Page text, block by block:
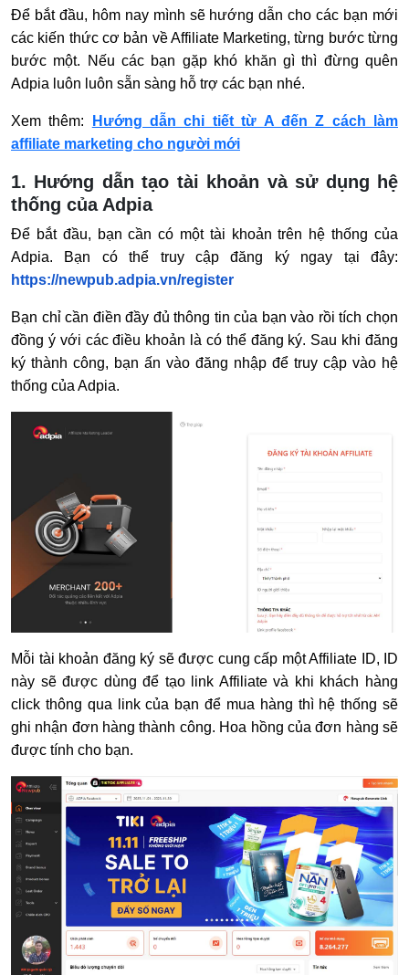
Để bắt đầu, hôm nay mình sẽ hướng dẫn cho các bạn mới
các kiến thức cơ bản về Affiliate Marketing, từng bước từng
bước một. Nếu các bạn gặp khó khăn gì thì đừng quên
Adpia luôn luôn sẵn sàng hỗ trợ các bạn nhé.
Xem thêm:
Hướng dẫn chi tiết từ A đến Z cách làm
affiliate marketing cho người mới
1. Hướng dẫn tạo tài khoản và sử dụng hệ
thống của Adpia
Để bắt đầu, bạn cần có một tài khoản trên hệ thống của
Adpia. Bạn có thể truy cập đăng ký ngay tại đây:
https://newpub.adpia.vn/register
Bạn chỉ cần điền đầy đủ thông tin của bạn vào rồi tích chọn
đồng ý với các điều khoản là có thể đăng ký. Sau khi đăng
ký thành công, bạn ấn vào đăng nhập để truy cập vào hệ
thống của Adpia.
Mỗi tài khoản đăng ký sẽ được cung cấp một Affiliate ID, ID
này sẽ được dùng để tạo link Affiliate và khi khách hàng
click thông qua link của bạn để mua hàng thì hệ thống sẽ
ghi nhận đơn hàng thành công. Hoa hồng của đơn hàng sẽ
được tính cho bạn.